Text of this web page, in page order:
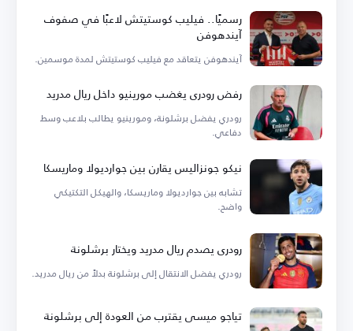
رسميًا.. فيليب كوستيتش لاعبًا في صفوف
آيندهوفن
آيندهوفن يتعاقد مع فيليب كوستيتش لمدة موسمين.
رفض رودري يغضب مورينيو داخل ريال مدريد
رودري يفضل برشلونة، ومورينيو يطالب بلاعب وسط
دفاعي.
نيكو جونزاليس يقارن بين جوارديولا وماريسكا
تشابه بين جوارديولا وماريسكا، والهيكل التكتيكي
واضح.
رودري يصدم ريال مدريد ويختار برشلونة
رودري يفضل الانتقال إلى برشلونة بدلاً من ريال مدريد.
تياجو ميسي يقترب من العودة إلى برشلونة